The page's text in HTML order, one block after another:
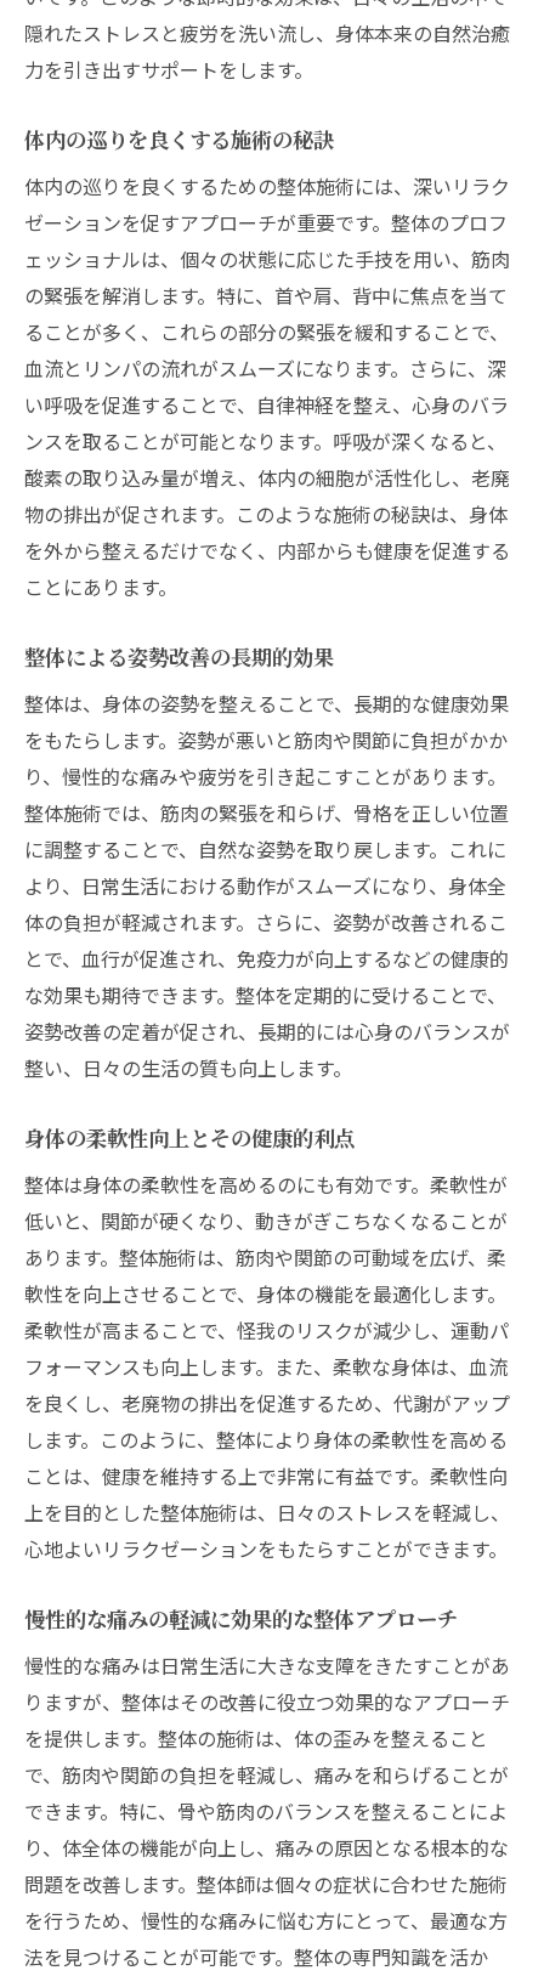
隠れたストレスと疲労を洗い流し、身体本来の自然治癒
力を引き出すサポートをします。
体内の巡りを良くする施術の秘訣
体内の巡りを良くするための整体施術には、深いリラク
ゼーションを促すアプローチが重要です。整体のプロフ
ェッショナルは、個々の状態に応じた手技を用い、筋肉
の緊張を解消します。特に、首や肩、背中に焦点を当て
ることが多く、これらの部分の緊張を緩和することで、
血流とリンパの流れがスムーズになります。さらに、深
い呼吸を促進することで、自律神経を整え、心身のバラ
ンスを取ることが可能となります。呼吸が深くなると、
酸素の取り込み量が増え、体内の細胞が活性化し、老廃
物の排出が促されます。このような施術の秘訣は、身体
を外から整えるだけでなく、内部からも健康を促進する
ことにあります。
整体による姿勢改善の長期的効果
整体は、身体の姿勢を整えることで、長期的な健康効果
をもたらします。姿勢が悪いと筋肉や関節に負担がかか
り、慢性的な痛みや疲労を引き起こすことがあります。
整体施術では、筋肉の緊張を和らげ、骨格を正しい位置
に調整することで、自然な姿勢を取り戻します。これに
より、日常生活における動作がスムーズになり、身体全
体の負担が軽減されます。さらに、姿勢が改善されるこ
とで、血行が促進され、免疫力が向上するなどの健康的
な効果も期待できます。整体を定期的に受けることで、
姿勢改善の定着が促され、長期的には心身のバランスが
整い、日々の生活の質も向上します。
身体の柔軟性向上とその健康的利点
整体は身体の柔軟性を高めるのにも有効です。柔軟性が
低いと、関節が硬くなり、動きがぎこちなくなることが
あります。整体施術は、筋肉や関節の可動域を広げ、柔
軟性を向上させることで、身体の機能を最適化します。
柔軟性が高まることで、怪我のリスクが減少し、運動パ
フォーマンスも向上します。また、柔軟な身体は、血流
を良くし、老廃物の排出を促進するため、代謝がアップ
します。このように、整体により身体の柔軟性を高める
ことは、健康を維持する上で非常に有益です。柔軟性向
上を目的とした整体施術は、日々のストレスを軽減し、
心地よいリラクゼーションをもたらすことができます。
慢性的な痛みの軽減に効果的な整体アプローチ
慢性的な痛みは日常生活に大きな支障をきたすことがあ
りますが、整体はその改善に役立つ効果的なアプローチ
を提供します。整体の施術は、体の歪みを整えること
で、筋肉や関節の負担を軽減し、痛みを和らげることが
できます。特に、骨や筋肉のバランスを整えることによ
り、体全体の機能が向上し、痛みの原因となる根本的な
問題を改善します。整体師は個々の症状に合わせた施術
を行うため、慢性的な痛みに悩む方にとって、最適な方
法を見つけることが可能です。整体の専門知識を活か